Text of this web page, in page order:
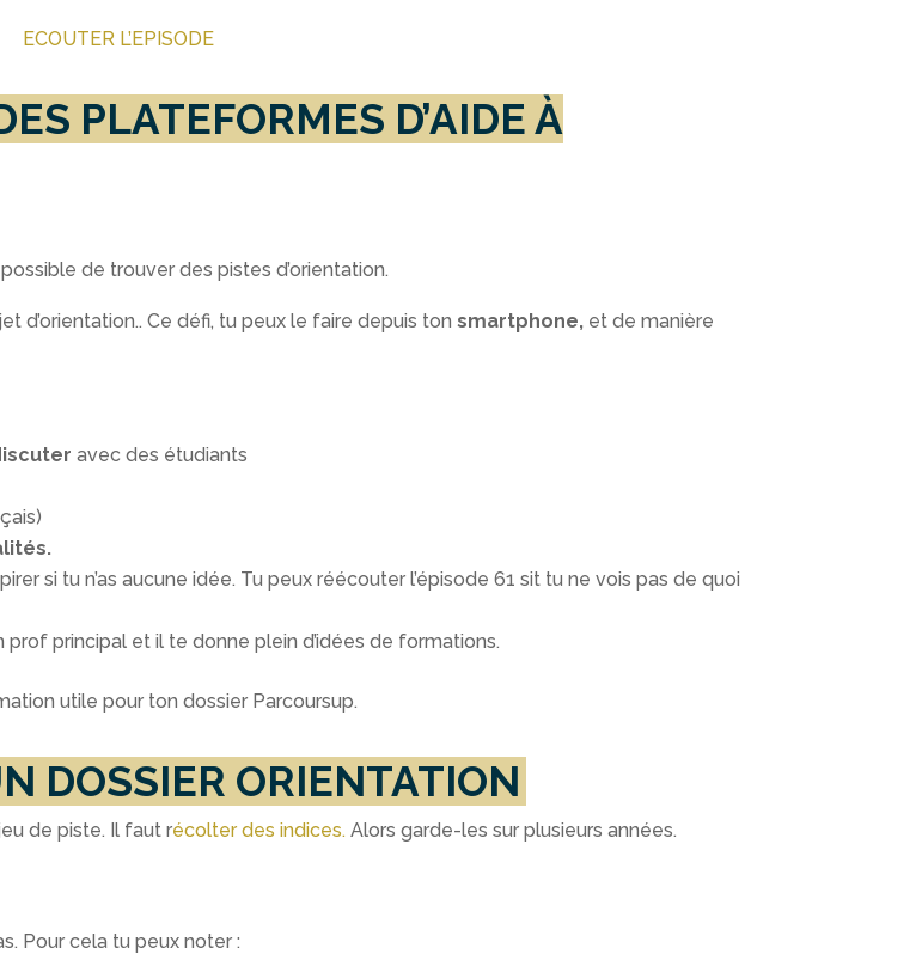
ECOUTER L’EPISODE
PLATEFORMES D’AIDE À
de trouver des pistes d’orientation.
d’orientation.. Ce défi, tu peux le faire depuis tonsmartphone, et de manière
avec des étudiants
si tu n’as aucune idée. Tu peux réécouter l’épisode 61 sit tu ne vois pas de quoi
principal et il te donne plein d’idées de formations.
utile pour ton dossier Parcoursup.
DOSSIER ORIENTATION
de piste. Il faut récolter des indices. Alors garde-les sur plusieurs années.
Pour cela tu peux noter :